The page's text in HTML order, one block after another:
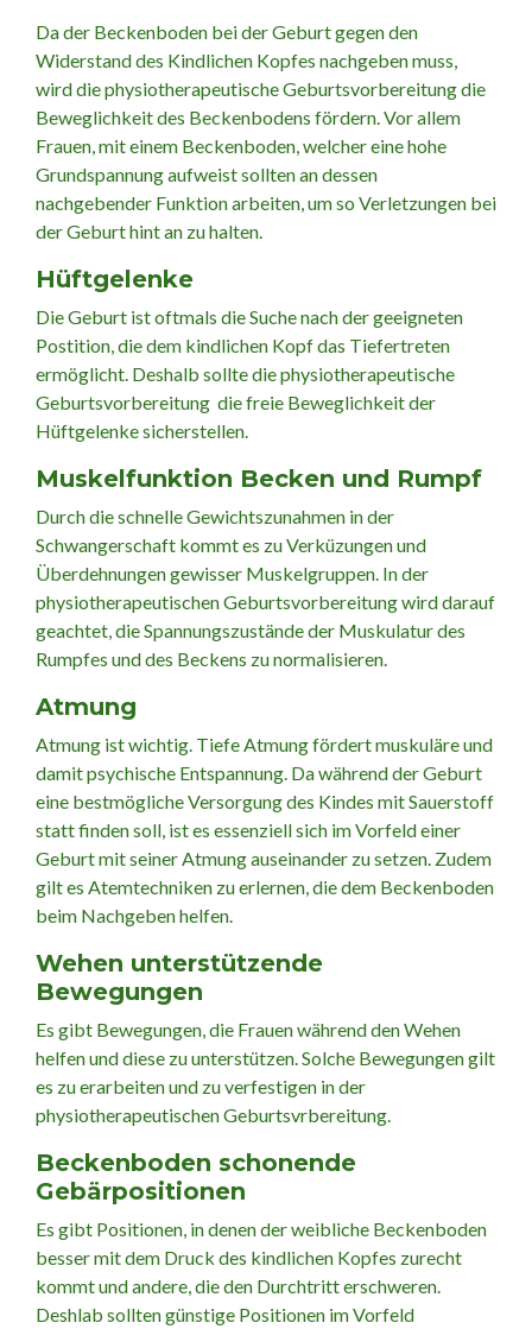
Da der Beckenboden bei der Geburt gegen den
Widerstand des Kindlichen Kopfes nachgeben muss,
wird die physiotherapeutische Geburtsvorbereitung die
Beweglichkeit des Beckenbodens fördern. Vor allem
Frauen, mit einem Beckenboden, welcher eine hohe
Grundspannung aufweist sollten an dessen
nachgebender Funktion arbeiten, um so Verletzungen bei
der Geburt hint an zu halten.
Hüftgelenke
Die Geburt ist oftmals die Suche nach der geeigneten
Postition, die dem kindlichen Kopf das Tiefertreten
ermöglicht. Deshalb sollte die physiotherapeutische
Geburtsvorbereitung die freie Beweglichkeit der
Hüftgelenke sicherstellen.
Muskelfunktion Becken und Rumpf
Durch die schnelle Gewichtszunahmen in der
Schwangerschaft kommt es zu Verküzungen und
Überdehnungen gewisser Muskelgruppen. In der
physiotherapeutischen Geburtsvorbereitung wird darauf
geachtet, die Spannungszustände der Muskulatur des
Rumpfes und des Beckens zu normalisieren.
Atmung
Atmung ist wichtig. Tiefe Atmung fördert muskuläre und
damit psychische Entspannung. Da während der Geburt
eine bestmögliche Versorgung des Kindes mit Sauerstoff
statt finden soll, ist es essenziell sich im Vorfeld einer
Geburt mit seiner Atmung auseinander zu setzen. Zudem
gilt es Atemtechniken zu erlernen, die dem Beckenboden
beim Nachgeben helfen.
Wehen unterstützende
Bewegungen
Es gibt Bewegungen, die Frauen während den Wehen
helfen und diese zu unterstützen. Solche Bewegungen gilt
es zu erarbeiten und zu verfestigen in der
physiotherapeutischen Geburtsvrbereitung.
Beckenboden schonende
Gebärpositionen
Es gibt Positionen, in denen der weibliche Beckenboden
besser mit dem Druck des kindlichen Kopfes zurecht
kommt und andere, die den Durchtritt erschweren.
Deshlab sollten günstige Positionen im Vorfeld